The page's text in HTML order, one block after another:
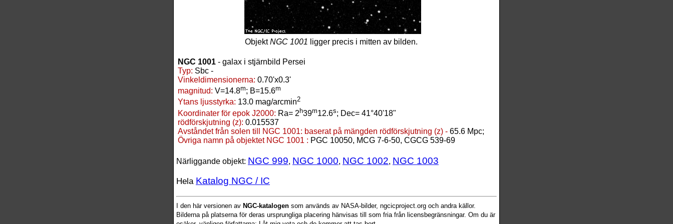
ObjektNGC 1001 ligger precis i mitten av bilden.
NGC 1001 - galax i stjärnbild Persei
Typ: Sbc -
Vinkeldimensionerna: 0.70'x0.3'
magnitud: V=14.8m; B=15.6m
Ytans ljusstyrka: 13.0 mag/arcmin2
Koordinater för epok J2000: Ra= 2 h39m12.6s; Dec= 41°40'18"
rödförskjutning (z): 0.015537
Avståndet från solen till NGC 1001: baserat på mängden rödförskjutning (z) - 65.6 Mpc;
Övriga namn på objektet NGC 1001 : PGC 10050, MCG 7-6-50, CGCG 539-69
Närliggande objekt: NGC 999, NGC 1000, NGC 1002, NGC 1003
Hela Katalog NGC / IC
I den här versionen av NGC-katalogen som används av NASA-bilder, ngcicproject.org och andra källor.
Bilderna på platserna för deras ursprungliga placering hänvisas till som fria från licensbegränsningar. Om du är